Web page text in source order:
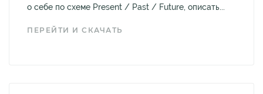
о себе по схеме Present / Past / Future, описать...
ПЕРЕЙТИ И СКАЧАТЬ